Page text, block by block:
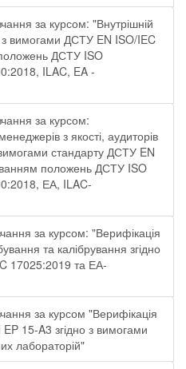
за курсом: "Внутрішній
з вимогами ДСТУ EN ISO/IEC
ДСТУ ISO
ILAC, EA -
за курсом:
з якості, аудиторів
стандарту ДСТУ EN
положень ДСТУ ISO
ЕА, ILAC-
за курсом: "Верифікація
та калібрування згідно
17025:2019 та ЕА-
за курсом "Верифікація
15-A3 згідно з вимогами
лабораторій"